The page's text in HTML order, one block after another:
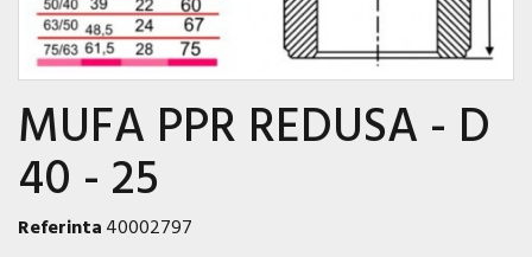
MUFA PPR REDUSA - D
40 - 25
Referinta40002797